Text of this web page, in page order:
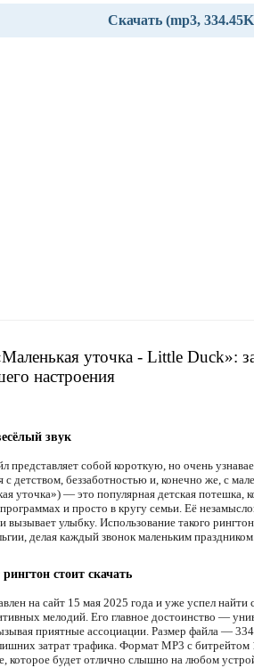
Скачать (mp3,
уточка - Little Duck»:
настроения
звук
представляет собой короткую, но очень
с детством, беззаботностью и, конечно же, с
уточка») — это популярная детская потешка,
и просто в кругу семьи. Её
вызывает улыбку. Использование такого
делая каждый звонок маленьким
стоит скачать
на сайт 15 мая 2025 года и уже успел
мелодий. Его главное достоинство —
приятные ассоциации. Размер файла —
затрат трафика. Формат MP3 с битрейтом
которое будет отлично слышно на любом